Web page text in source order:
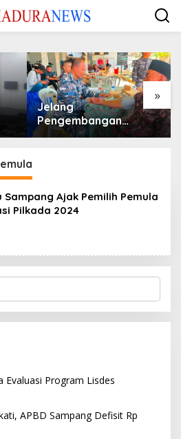
»
Jelang
Pengembangan
Lapangan Hidayah,
Nelayan Sampang
Sampang Ajak Pemilih Pemula
Pilkada 2024
Evaluasi Program Lisdes
APBD Sampang Defisit Rp